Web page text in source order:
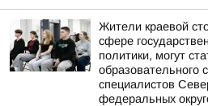
Жители краевой
сфере
политики, могут
образовательного
специалистов
федеральных